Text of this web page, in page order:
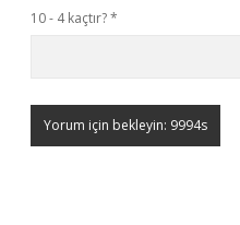
10 - 4 kaçtır?*